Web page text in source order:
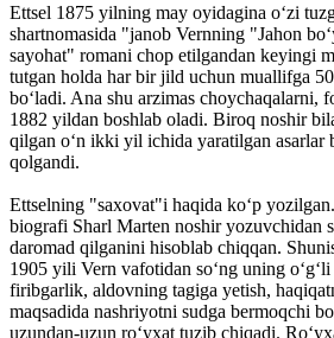
Ettsel 1875 yilning may oyidagina o‘zi
shartnomasida "janob Vern­ning "Jahon
sayohat" romani chop etilgandan keyingi
tutgan holda har bir jild uchun muallifga
bo‘ladi. Ana shu arzimas choychaqalarni,
1882 yildan boshlab oladi. Biroq noshir
qilgan o‘n ikki yil ichida yaratilgan
qolgandi.
Ettselning "saxovat"i haqida ko‘p
biografi Sharl Marten noshir yozuvchidan
daromad qilganini hisoblab chiqqan.
1905 yili Vern vafotidan so‘ng uning
firibgarlik, aldovning tagiga yetish,
maqsadida nashriyotni sudga bermoqchi
uzundan-uzun ro‘yxat tuzib chiqadi.